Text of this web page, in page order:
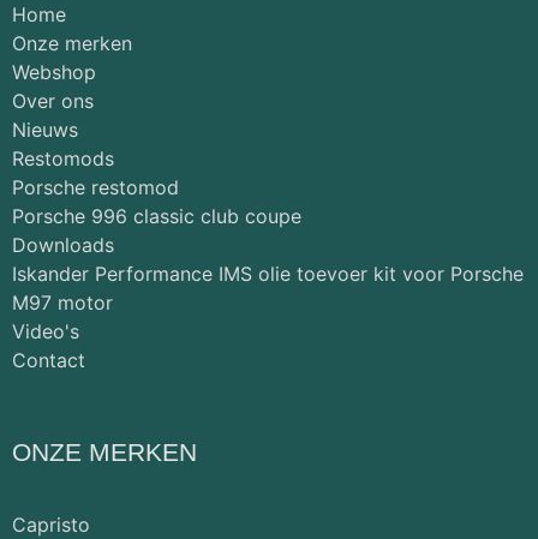
Home
Onze merken
Webshop
Over ons
Nieuws
Restomods
Porsche restomod
Porsche 996 classic club coupe
Downloads
Iskander Performance IMS olie toevoer kit voor Porsche
M97 motor
Video's
Contact
ONZE MERKEN
Capristo